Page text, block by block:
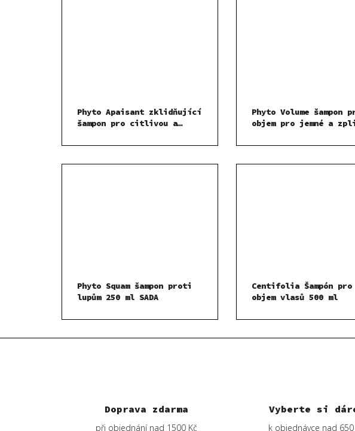
Doprava zdarma
při objednání nad 1500 Kč
Vyberte si
k objednávce nad 650
Phyto Apaisant zklidňující
šampon pro citlivou a
Phyto Volume šampon
objem pro jemné a
Phyto Squam šampon proti
lupům 250 ml SADA
Centifolia Šampón pro
objem vlasů 500 ml